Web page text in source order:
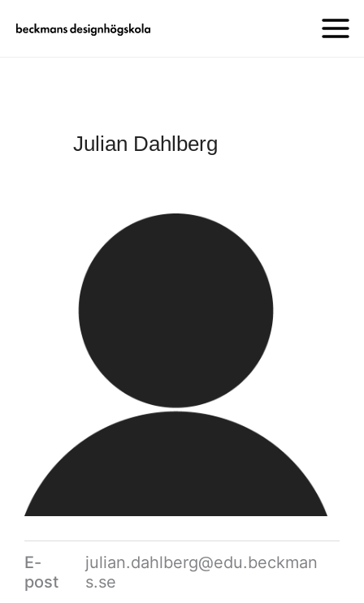
Julian Dahlberg
E-
post
julian.dahlberg@edu.beckman
s.se